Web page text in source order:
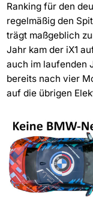
Ranking für den
regelmäßig den
trägt maßgeblich
Jahr kam der iX1
auch im laufenden
bereits nach vier
auf die übrigen